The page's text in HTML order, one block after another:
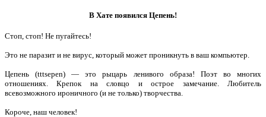
В Хате появился Цепень!
Стоп, стоп! Не пугайтесь!
Это не паразит и не вирус, который может проникнуть в ваш компьютер.
Цепень (tttsepen) — это рыцарь ленивого образа! Поэт во многих
отношениях. Крепок на словцо и острое замечание. Любитель
всевозможного ироничного (и не только) творчества.
Короче, наш человек!